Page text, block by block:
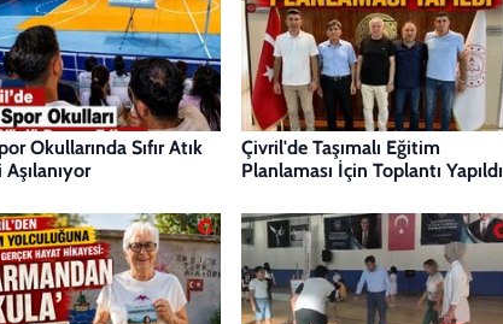
Okullarında Sıfır Atık
Çivril'de Taşımalı Eğitim
Planlaması İçin Toplantı Yapıldı